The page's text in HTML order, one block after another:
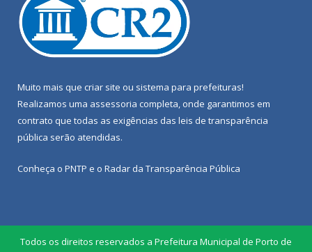
Muito mais que criar site ou sistema para prefeituras!
Realizamos uma assessoria completa, onde garantimos em
contrato que todas as exigências das leis de transparência
pública serão atendidas.
Conheça o PNTP e o Radar da Transparência Pública
Todos os direitos reservados a Prefeitura Municipal de Porto de